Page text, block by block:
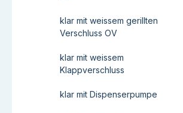
klar mit weissem gerillten
Verschluss OV
klar mit weissem
Klappverschluss
klar mit Dispenserpumpe